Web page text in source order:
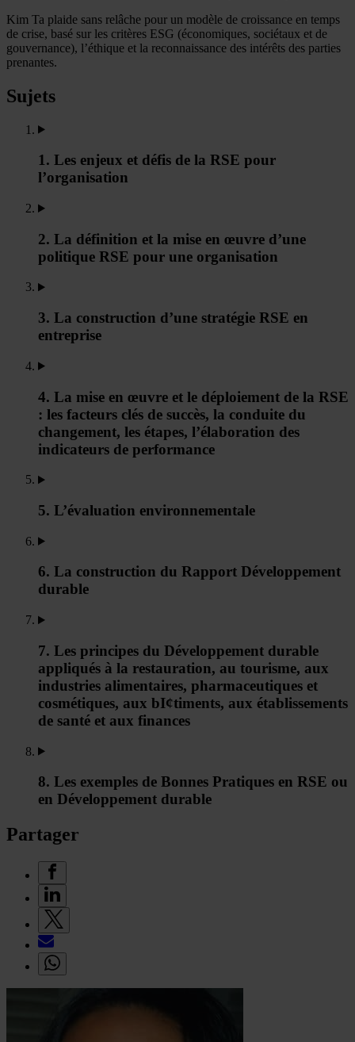
Kim Ta plaide sans relâche pour un modèle de croissance en temps
de crise, basé sur les critères ESG (économiques, sociétaux et de
gouvernance), l’éthique et la reconnaissance des intérêts des parties
prenantes.
Sujets
1. Les enjeux et défis de la RSE pour
l’organisation
2. La définition et la mise en œuvre d’une
politique RSE pour une organisation
3. La construction d’une stratégie RSE en
entreprise
4. La mise en œuvre et le déploiement de la RSE
: les facteurs clés de succès, la conduite du
changement, les étapes, l’élaboration des
indicateurs de performance
5. L’évaluation environnementale
6. La construction du Rapport Développement
durable
7. Les principes du Développement durable
appliqués à la restauration, au tourisme, aux
industries alimentaires, pharmaceutiques et
cosmétiques, aux bI¢timents, aux établissements
de santé et aux finances
8. Les exemples de Bonnes Pratiques en RSE ou
en Développement durable
Partager